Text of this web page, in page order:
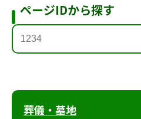
ページIDから探す
葬儀・墓地